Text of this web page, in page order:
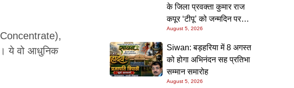
ये वो आधुनिक
के जिला प्रवक्ता कुमार राज
कपूर ‘टीपू’ को जन्मदिन पर
मिली शुभकामनाओं की सौगात
August 5, 2026
Siwan: बड़हरिया में 8 अगस्त
को होगा अभिनंदन सह प्रतिभा
सम्मान समारोह
August 5, 2026